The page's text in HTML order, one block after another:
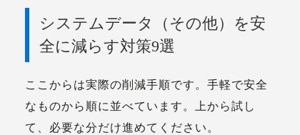
システムデータ（その他）を安
全に減らす対策9選
ここからは実際の削減手順です。 手軽で安全
なものから順に並べています 。上から試し
て、必要な分だけ進めてください。